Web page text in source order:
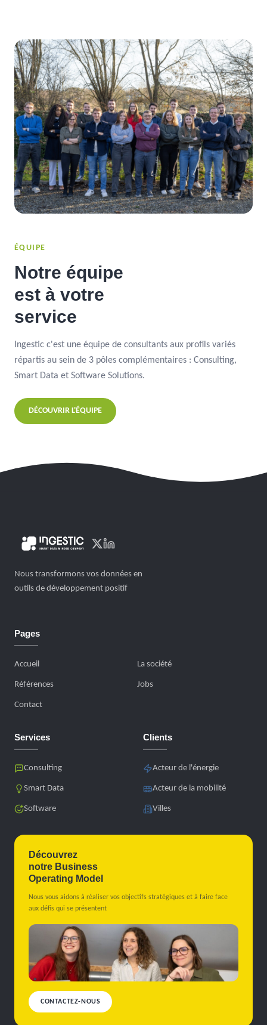
ÉQUIPE
Notre équipe
est à votre
service
Ingestic c'est une équipe de consultants aux profils variés
répartis au sein de 3 pôles complémentaires : Consulting,
Smart Data et Software Solutions.
DÉCOUVRIR L'ÉQUIPE
Nous transformons vos données en
outils de développement positif
Pages
Accueil La société
Références Jobs
Contact
Services
Consulting
Smart Data
Software
Clients
Acteur de l'énergie
Acteur de la mobilité
Villes
Découvrez
notre Business
Operating Model
Nous vous aidons à réaliser vos objectifs stratégiques et à faire face
aux défis qui se présentent
CONTACTEZ-NOUS